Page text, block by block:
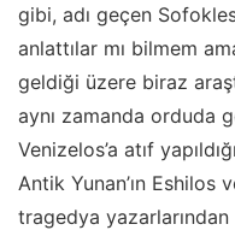
gibi, adı geçen
anlattılar mı bilmem
geldiği üzere biraz
aynı zamanda orduda
Venizelos’a atıf
Antik Yunan’ın
tragedya